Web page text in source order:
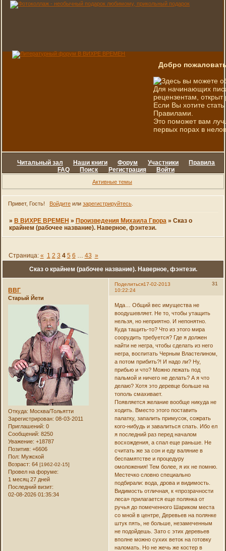
Добро
Здесь вы можете
Для начинающих
рецензентам, открыт
Если Вы хотите
Правилами.
Это поможет вам
первых порах в
Читальный зал Наши книги Форум Участники
Правила
FAQ
Поиск Регистрация Войти
Активные темы
Привет, Гость! Войдитеили зарегистрируйтесь.
» В ВИХРЕ ВРЕМЕН » Произведения Михаила Гвора » Сказ о
крайнем (рабочее название). Наверное, фэнтези.
Сказ о крайнем (рабочее название). Наверное, фэнтези.
Страница: « 1 2 3 4 5 6 … 43 »
Поделиться 31
17-02-2013
10:22:24
ВВГ
Старый Йети
Откуда: Москва/Тольятти
Зарегистрирован: 08-03-2011
Приглашений: 0
Сообщений: 8250
Уважение: +18787
Позитив: +6606
Пол: Мужской
Возраст: 64[1962-02-15]
Провел на форуме:
1 месяц 27 дней
Последний визит:
02-08-2026 01:35:34
Мда… Общий вес имущества не
воодушевляет. Не то, чтобы утащить
нельзя, но неприятно. И непонятно.
Куда тащить-то? Что из этого мира
соорудить требуется? Где я должен
найти не негра, чтобы сделать из него
негра, воспитать Черным Властелином,
а потом прибить?! И надо ли? Ну,
прибью и что? Можно лежать под
пальмой и ничего не делать? А я что
делаю? Хотя это деревце больше на
тополь смахивает.
Появляется желание вообще никуда не
ходить. Вместо этого поставить
палатку, запалить примусок, сожрать
кого-нибудь и завалиться спать. Ибо ел
я последний раз перед началом
восхождения, а спал еще раньше. Не
считать же за сон и еду валяние в
беспамятстве и процедуру
омоложения! Тем более, я их не помню.
Местечко словно специально
подбирали: вода, дрова и видимость.
Видимость отличная, к «прозрачности
леса» прилагается еще полянка от
ручья до помеченного Шариком места
со мной в центре, Деревьев на полянке
штук пять, не больше, незамеченным
не подойдешь. Зато с этих деревьев
вполне можно сухих веток на готовку
наломать. Но не жечь же костер в